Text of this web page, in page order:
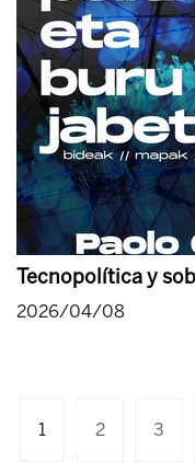
Tecnopolítica y
2026/04/08
1 2 3